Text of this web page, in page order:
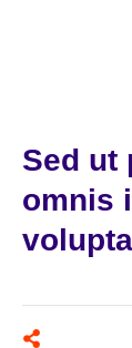
Sed ut
omnis